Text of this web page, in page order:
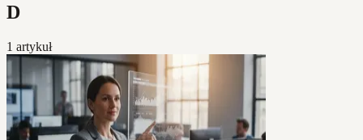
D
1 artykuł